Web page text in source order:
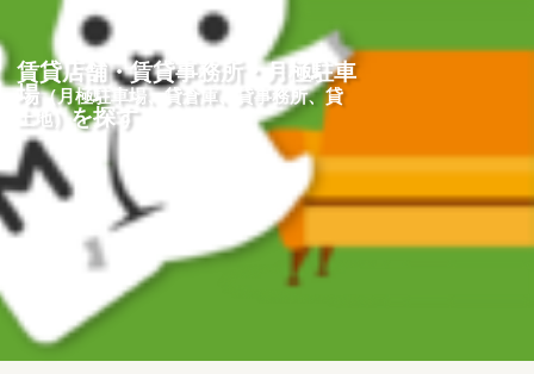
賃貸店舗・賃貸事務所・月極駐車
場（月極駐車場、貸倉庫、貸事務所、貸
土地）を探す